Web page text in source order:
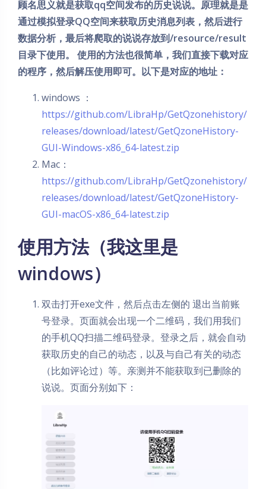
顾名思义就是获取qq空间发布的历史说说。原理就是是
通过模拟登录QQ空间来获取历史消息列表，然后进行
数据分析，最后将爬取的说说存放到/resource/result
目录下使用。 使用的方法也很简单，我们直接下载对应
的程序，然后解压使用即可。以下是对应的地址：
windows ：
https://github.com/LibraHp/GetQzonehistory/
releases/download/latest/GetQzoneHistory-
GUI-Windows-x86_64-latest.zip
Mac：
https://github.com/LibraHp/GetQzonehistory/
releases/download/latest/GetQzoneHistory-
GUI-macOS-x86_64-latest.zip
使用方法（我这里是
windows）
双击打开exe文件，然后点击左侧的 退出当前账
号登录。页面就会出现一个二维码，我们用我们
的手机QQ扫描二维码登录。登录之后，就会自动
获取历史的自己的动态，以及与自己有关的动态
（比如评论过）等。亲测并不能获取到已删除的
说说。页面分别如下：